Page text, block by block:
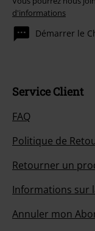
d'informations
Démarrer le
Service Client
FAQ
Politique de
Retourner un
Informations sur
Annuler mon